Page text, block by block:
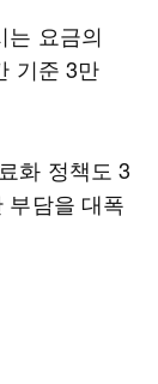
는 요금의
기준 3만
화 정책도 3
부담을 대폭